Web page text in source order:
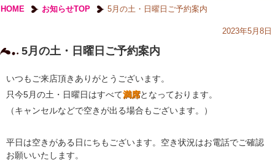
HOME お知らせTOP 5月の土・日曜日ご予約案内
2023年5月8日
5月の土・日曜日ご予約案内
いつもご来店頂きありがとうございます。
只今5月の土・日曜日はすべて満席となっております。
（キャンセルなどで空きが出る場合もございます。）
平日は空きがある日にちもございます。空き状況はお電話でご確認
お願いいたします。